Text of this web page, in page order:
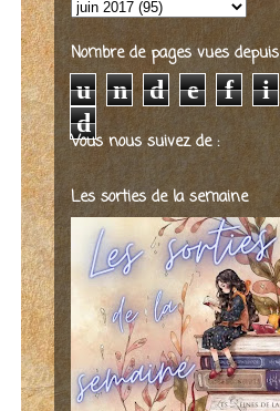
Nombre de pages vues depuis
u n d e f
i
d
Vous nous suivez de :
Les sorties de la semaine